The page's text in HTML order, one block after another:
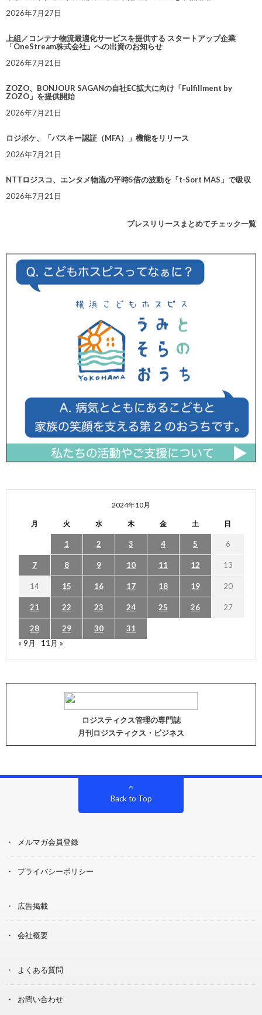
2026年7月27日
上組／コンテナ物流最適化サービスを提供する スタートアップ企業
「OneStream株式会社」への出資のお知らせ
2026年7月21日
ZOZO、BONJOUR SAGANの自社EC拡大に向け「Fulfillment by
ZOZO」を提供開始
2026年7月21日
ロジポケ、「パスキー認証（MFA）」機能をリリース
2026年7月21日
NTTロジスコ、エンタメ物流の平時5倍の波動を「t-Sort MAS」で吸収
2026年7月21日
プレスリリースまとめてチェック一覧
2024年10月
月 火 水 木 金 土 日
1 2 3 4 5 6
7 8 9 10 11 12 13
14 15 16 17 18 19 20
21 22 23 24 25 26 27
28 29 30
31
« 9月
11月 »
ロジスティクス管理の専門誌
月刊ロジスティクス・ビジネス
Back to Top
メルマガ会員登録
プライバシーポリシー
広告掲載
会社概要
よくある質問
お問い合わせ